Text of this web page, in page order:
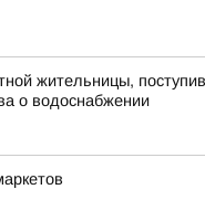
жительницы,
о водоснабжении